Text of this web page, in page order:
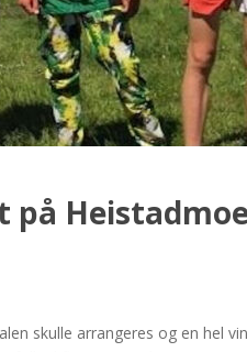
på
skulle arrangeres og en hel